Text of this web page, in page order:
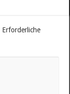
Erforderliche